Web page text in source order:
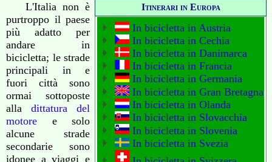
Itinerari in Europa
In bicicletta in Austria
In bicicletta in Cechia
In bicicletta in Danimarca
In bicicletta in Francia
In bicicletta in Germania
In bicicletta in Gran Bretagna
In bicicletta in Olanda
In bicicletta in Slovacchia
In bicicletta in Slovenia
In bicicletta in Svezia
L'Italia non è
purtroppo il paese
più adatto per
andare in
bicicletta; le strade
principali in e
fuori città sono
ormai sottoposte
alla dittatura del
motore e solo
alcune strade
secondarie sono
idonee a viaggi e